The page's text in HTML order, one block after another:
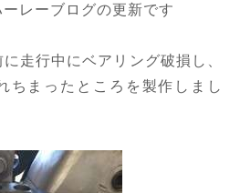
レーブログの更新です
走行中にベアリング破損し、
ちまったところを製作しまし